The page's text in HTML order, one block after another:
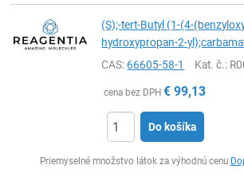
(S);-tert-Butyl (1-(4-
hydroxypropan-2-
CAS:66605-58-1 Kat. č.:
cena bez DPH € 99,13
Do košíka
Priemyselné množstvo látok za výhodnú cenu